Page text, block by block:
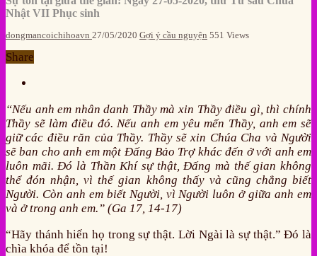
Nhật VII Phục sinh
dongmancoichihoavn 27/05/2020 Gợi ý cầu nguyện 551 Views
Share
“Nếu anh em nhân danh Thầy mà xin Thầy điều gì, thì chính
Thầy sẽ làm điều đó. Nếu anh em yêu mến Thầy, anh em sẽ
giữ các điều răn của Thầy. Thầy sẽ xin Chúa Cha và Người
sẽ ban cho anh em một Đấng Bảo Trợ khác đến ở với anh em
luôn mãi. Đó là Thần Khí sự thật, Đấng mà thế gian không
thể đón nhận, vì thế gian không thấy và cũng chẳng biết
Người. Còn anh em biết Người, vì Người luôn ở giữa anh em
và ở trong anh em.” (Ga 17, 14-17)
“Hãy thánh hiến họ trong sự thật. Lời Ngài là sự thật.” Đó là
chìa khóa để tồn tại!